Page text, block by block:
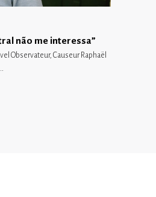
não me interessa”
Observateur, Causeur Raphaël